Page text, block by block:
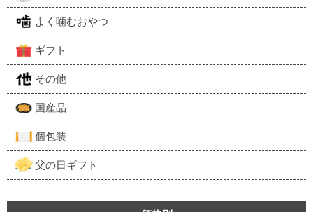
よく噛むおやつ
ギフト
その他
国産品
個包装
父の日ギフト